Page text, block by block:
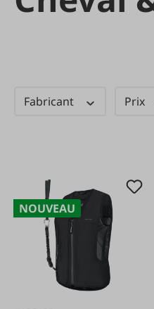
Fabricant Prix
NOUVEAU